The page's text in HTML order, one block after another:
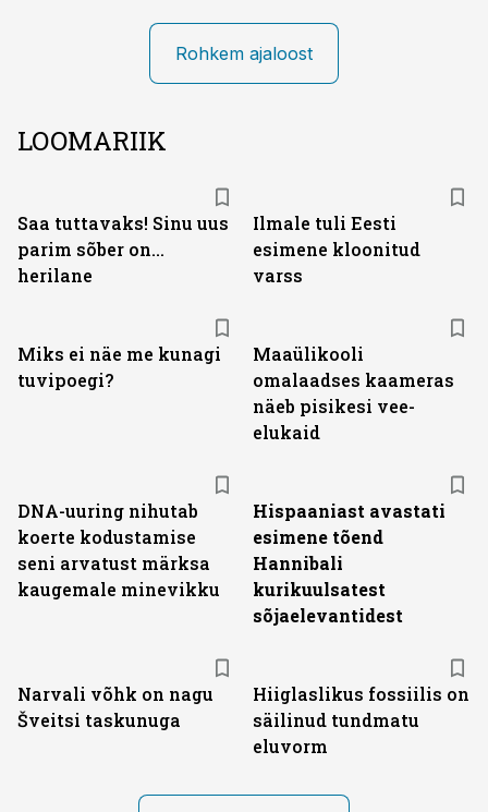
Rohkem ajaloost
LOOMARIIK
Saa tuttavaks! Sinu uus
parim sõber on...
herilane
Ilmale tuli Eesti
esimene kloonitud
varss
Miks ei näe me kunagi
tuvipoegi?
Maaülikooli
omalaadses kaameras
näeb pisikesi vee-
elukaid
DNA-uuring nihutab
koerte kodustamise
seni arvatust märksa
kaugemale minevikku
Hispaaniast avastati
esimene tõend
Hannibali
kurikuulsatest
sõjaelevantidest
Narvali võhk on nagu
Šveitsi taskunuga
Hiiglaslikus fossiilis on
säilinud tundmatu
eluvorm